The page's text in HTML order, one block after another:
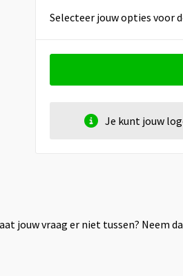
Selecteer jouw opties voor
Je kunt jouw
jouw vraag er niet tussen? Neem